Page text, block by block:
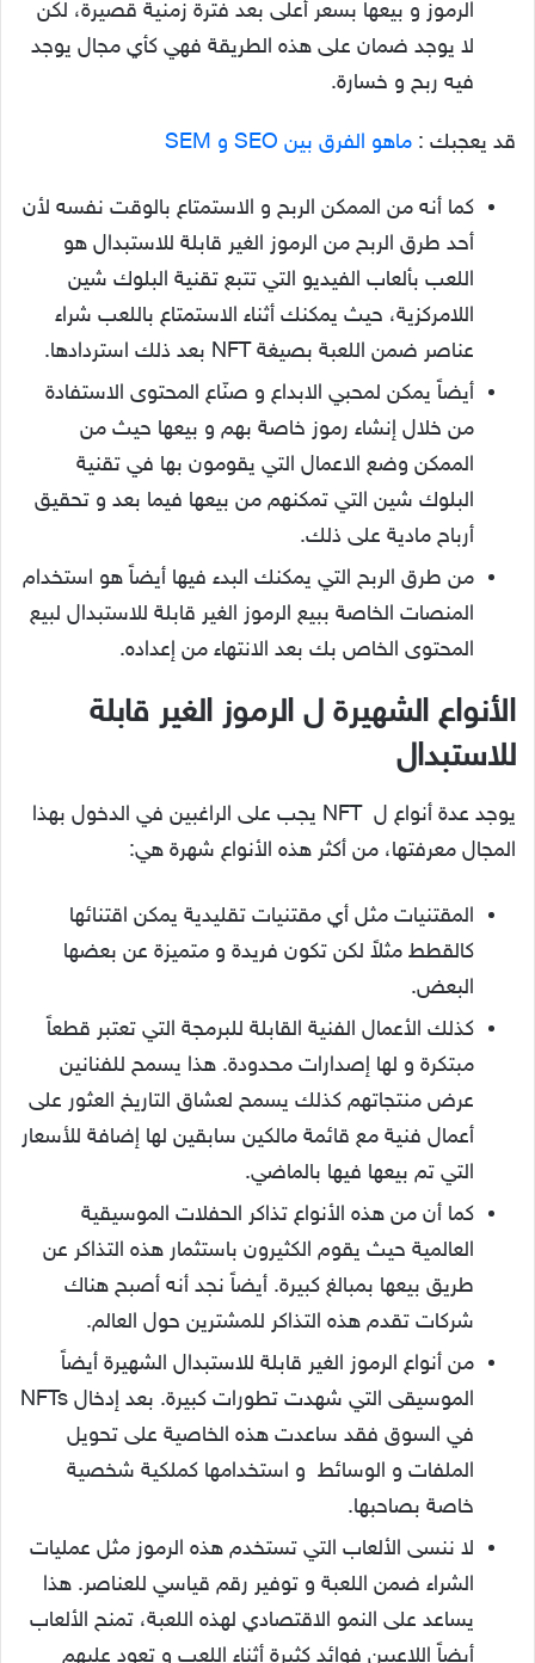
الرموز و بيعها بسعر أعلى بعد فترة زمنية قصيرة، لكن
لا يوجد ضمان على هذه الطريقة فهي كأي مجال يوجد
فيه ربح و خسارة.
قد يعجبك : ماهو الفرق بين SEO و SEM
كما أنه من الممكن الربح و الاستمتاع بالوقت نفسه لأن
أحد طرق الربح من الرموز الغير قابلة للاستبدال هو
اللعب بألعاب الفيديو التي تتبع تقنية البلوك شين
اللامركزية، حيث يمكنك أثناء الاستمتاع باللعب شراء
عناصر ضمن اللعبة بصيغة NFT بعد ذلك استردادها.
أيضاً يمكن لمحبي الابداع و صنّاع المحتوى الاستفادة
من خلال إنشاء رموز خاصة بهم و بيعها حيث من
الممكن وضع الاعمال التي يقومون بها في تقنية
البلوك شين التي تمكنهم من بيعها فيما بعد و تحقيق
أرباح مادية على ذلك.
من طرق الربح التي يمكنك البدء فيها أيضاً هو استخدام
المنصات الخاصة ببيع الرموز الغير قابلة للاستبدال لبيع
المحتوى الخاص بك بعد الانتهاء من إعداده.
الأنواع الشهيرة ل الرموز الغير قابلة
للاستبدال
يوجد عدة أنواع ل NFT يجب على الراغبين في الدخول بهذا
المجال معرفتها، من أكثر هذه الأنواع شهرة هي:
المقتنيات مثل أي مقتنيات تقليدية يمكن اقتنائها
كالقطط مثلاً لكن تكون فريدة و متميزة عن بعضها
البعض.
كذلك الأعمال الفنية القابلة للبرمجة التي تعتبر قطعاً
مبتكرة و لها إصدارات محدودة. هذا يسمح للفنانين
عرض منتجاتهم كذلك يسمح لعشاق التاريخ العثور على
أعمال فنية مع قائمة مالكين سابقين لها إضافة للأسعار
التي تم بيعها فيها بالماضي.
كما أن من هذه الأنواع تذاكر الحفلات الموسيقية
العالمية حيث يقوم الكثيرون باستثمار هذه التذاكر عن
طريق بيعها بمبالغ كبيرة. أيضاً نجد أنه أصبح هناك
شركات تقدم هذه التذاكر للمشترين حول العالم.
من أنواع الرموز الغير قابلة للاستبدال الشهيرة أيضاً
الموسيقى التي شهدت تطورات كبيرة. بعد إدخال NFTs
في السوق فقد ساعدت هذه الخاصية على تحويل
الملفات و الوسائط و استخدامها كملكية شخصية
خاصة بصاحبها.
لا ننسى الألعاب التي تستخدم هذه الرموز مثل عمليات
الشراء ضمن اللعبة و توفير رقم قياسي للعناصر. هذا
يساعد على النمو الاقتصادي لهذه اللعبة، تمنح الألعاب
أيضاً اللاعبين فوائد كثيرة أثناء اللعب و تعود عليهم